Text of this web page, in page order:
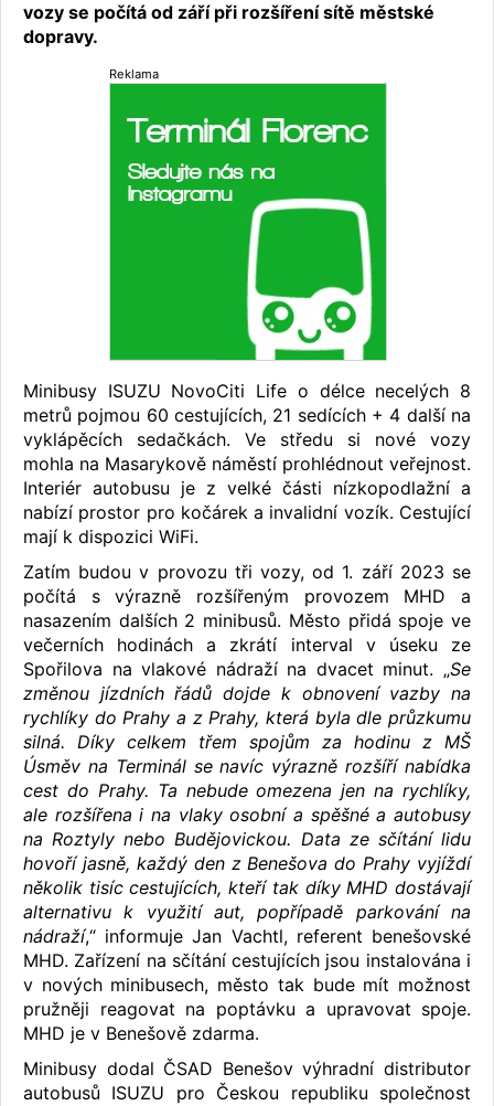
vozy se počítá od září při rozšíření sítě městské
dopravy.
Reklama
Minibusy ISUZU NovoCiti Life o délce necelých 8
metrů pojmou 60 cestujících, 21 sedících + 4 další na
vyklápěcích sedačkách. Ve středu si nové vozy
mohla na Masarykově náměstí prohlédnout veřejnost.
Interiér autobusu je z velké části nízkopodlažní a
nabízí prostor pro kočárek a invalidní vozík. Cestující
mají k dispozici WiFi.
Zatím budou v provozu tři vozy, od 1. září 2023 se
počítá s výrazně rozšířeným provozem MHD a
nasazením dalších 2 minibusů. Město přidá spoje ve
večerních hodinách a zkrátí interval v úseku ze
Spořilova na vlakové nádraží na dvacet minut. „Se
změnou jízdních řádů dojde k obnovení vazby na
rychlíky do Prahy a z Prahy, která byla dle průzkumu
silná. Díky celkem třem spojům za hodinu z MŠ
Úsměv na Terminál se navíc výrazně rozšíří nabídka
cest do Prahy. Ta nebude omezena jen na rychlíky,
ale rozšířena i na vlaky osobní a spěšné a autobusy
na Roztyly nebo Budějovickou. Data ze sčítání lidu
hovoří jasně, každý den z Benešova do Prahy vyjíždí
několik tisíc cestujících, kteří tak díky MHD dostávají
alternativu k využití aut, popřípadě parkování na
nádraží,“ informuje Jan Vachtl, referent benešovské
MHD. Zařízení na sčítání cestujících jsou instalována i
v nových minibusech, město tak bude mít možnost
pružněji reagovat na poptávku a upravovat spoje.
MHD je v Benešově zdarma.
Minibusy dodal ČSAD Benešov výhradní distributor
autobusů ISUZU pro Českou republiku společnost